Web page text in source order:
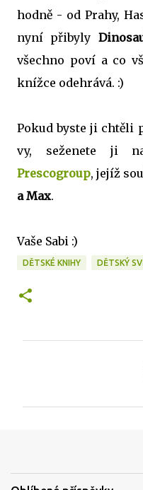
hodně - od Prahy,
nyní přibyly
všechno poví a co
knížce odehrává. :)
Pokud byste ji chtěli
vy, seženete ji
Prescogroup, jejíž
a Max.
Vaše Sabi :)
DĚTSKÉ KNIHY DĚTSKÝ